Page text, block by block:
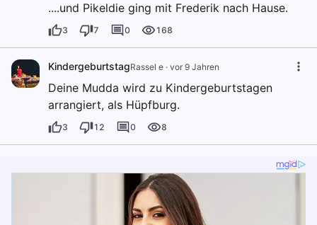
....und Pikeldie ging mit Frederik nach Hause.
3 7 0 168
KindergeburtstagRassel e · vor 9 Jahren
Deine Mudda wird zu Kindergeburtstagen
arrangiert, als Hüpfburg.
3 12 0 8